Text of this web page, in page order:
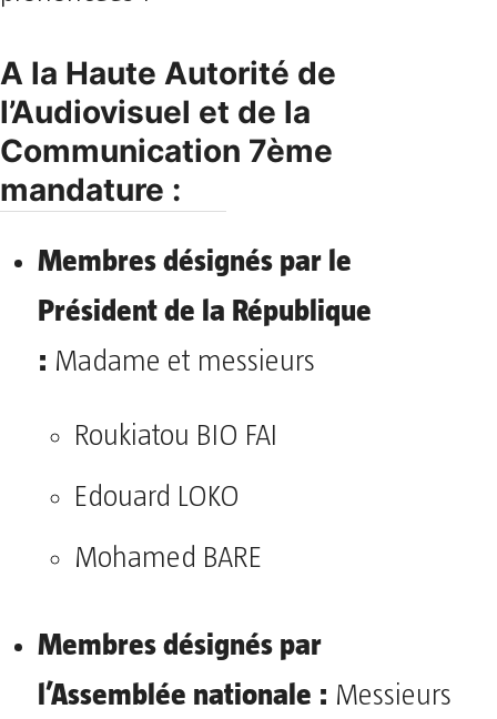
A la Haute Autorité de
l’Audiovisuel et de la
Communication 7ème
mandature :
Membres désignés par le
Président de la République
: Madame et messieurs
Roukiatou BIO FAI
Edouard LOKO
Mohamed BARE
Membres désignés par
l’Assemblée nationale : Messieurs